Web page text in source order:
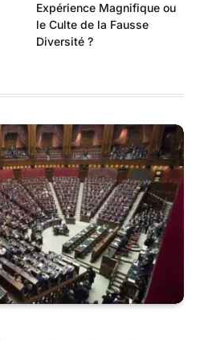
Expérience Magnifique ou
le Culte de la Fausse
Diversité ?